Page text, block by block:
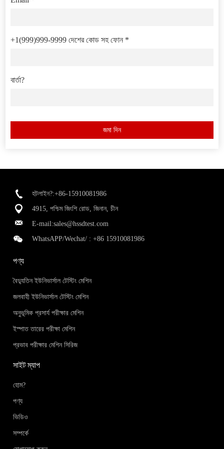
+1(999)999-9999 দেশের কোড সহ ফোন *
বার্তা?
জমা দিন
হটলাইন?:+86-15910081986
4915, পশ্চিম জিংশি রোড, জিনান, চীন
E-mail:sales@hssdtest.com
WhatsAPP/Wechat/ :+86 15910081986
পণ্য
বৈদ্যুতিন ইউনিভার্সাল টেস্টিং মেশিন
জলবাহী ইউনিভার্সাল টেস্টিং মেশিন
অনুভূমিক প্রসার্য পরীক্ষার মেশিন
ইস্পাত তারের পরীক্ষা মেশিন
প্রভাব পরীক্ষার মেশিন সিরিজ
সাইট ম্যাপ
হোম?
পণ্য
ভিডিও
সম্পর্কে